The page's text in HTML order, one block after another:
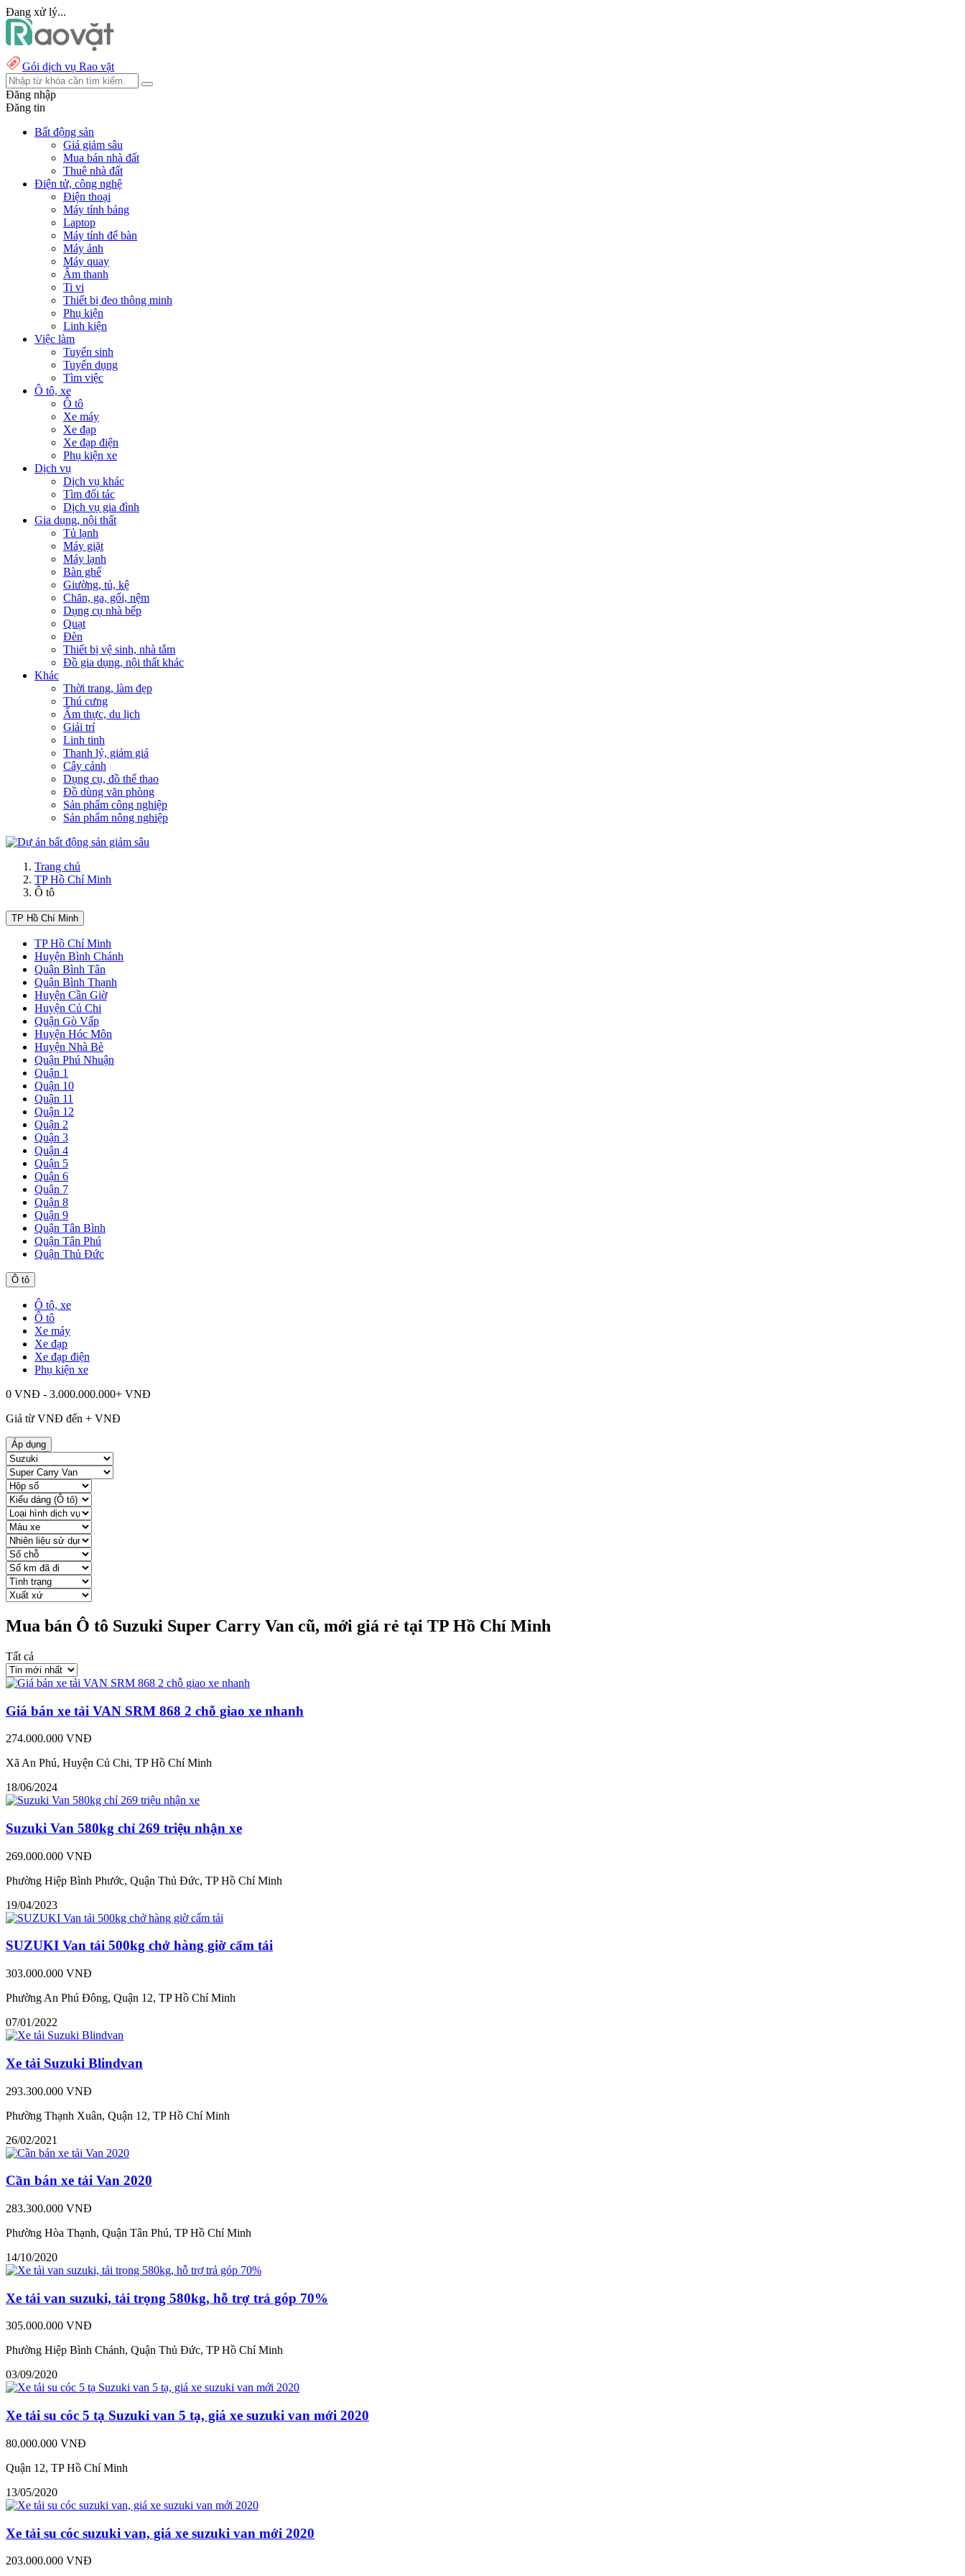
Đang xử lý...
Gói dịch vụ Rao vặt
Đăng nhập
Đăng tin
Bất động sản
Giá giảm sâu
Mua bán nhà đất
Thuê nhà đất
Điện tử, công nghệ
Điện thoại
Máy tính bảng
Laptop
Máy tính để bàn
Máy ảnh
Máy quay
Âm thanh
Ti vi
Thiết bị đeo thông minh
Phụ kiện
Linh kiện
Việc làm
Tuyển sinh
Tuyển dụng
Tìm việc
Ô tô, xe
Ô tô
Xe máy
Xe đạp
Xe đạp điện
Phụ kiện xe
Dịch vụ
Dịch vụ khác
Tìm đối tác
Dịch vụ gia đình
Gia dụng, nội thất
Tủ lạnh
Máy giặt
Máy lạnh
Bàn ghế
Giường, tủ, kệ
Chăn, ga, gối, nệm
Dụng cụ nhà bếp
Quạt
Đèn
Thiết bị vệ sinh, nhà tắm
Đồ gia dụng, nội thất khác
Khác
Thời trang, làm đẹp
Thú cưng
Ẩm thực, du lịch
Giải trí
Linh tinh
Thanh lý, giảm giá
Cây cảnh
Dụng cụ, đồ thể thao
Đồ dùng văn phòng
Sản phẩm công nghiệp
Sản phẩm nông nghiệp
Trang chủ
TP Hồ Chí Minh
Ô tô
TP Hồ Chí Minh
TP Hồ Chí Minh
Huyện Bình Chánh
Quận Bình Tân
Quận Bình Thạnh
Huyện Cần Giờ
Huyện Củ Chi
Quận Gò Vấp
Huyện Hóc Môn
Huyện Nhà Bè
Quận Phú Nhuận
Quận 1
Quận 10
Quận 11
Quận 12
Quận 2
Quận 3
Quận 4
Quận 5
Quận 6
Quận 7
Quận 8
Quận 9
Quận Tân Bình
Quận Tân Phú
Quận Thủ Đức
Ô tô
Ô tô, xe
Ô tô
Xe máy
Xe đạp
Xe đạp điện
Phụ kiện xe
0 VNĐ - 3.000.000.000+ VNĐ
Giá từ VNĐ đến + VNĐ
Áp dụng
Mua bán Ô tô Suzuki Super Carry Van cũ, mới giá rẻ tại TP Hồ Chí Minh
Tất cả
Giá bán xe tải VAN SRM 868 2 chỗ giao xe nhanh
274.000.000 VNĐ
Xã An Phú, Huyện Củ Chi, TP Hồ Chí Minh
18/06/2024
Suzuki Van 580kg chỉ 269 triệu nhận xe
269.000.000 VNĐ
Phường Hiệp Bình Phước, Quận Thủ Đức, TP Hồ Chí Minh
19/04/2023
SUZUKI Van tải 500kg chở hàng giờ cấm tải
303.000.000 VNĐ
Phường An Phú Đông, Quận 12, TP Hồ Chí Minh
07/01/2022
Xe tải Suzuki Blindvan
293.300.000 VNĐ
Phường Thạnh Xuân, Quận 12, TP Hồ Chí Minh
26/02/2021
Cần bán xe tải Van 2020
283.300.000 VNĐ
Phường Hòa Thạnh, Quận Tân Phú, TP Hồ Chí Minh
14/10/2020
Xe tải van suzuki, tải trọng 580kg, hỗ trợ trả góp 70%
305.000.000 VNĐ
Phường Hiệp Bình Chánh, Quận Thủ Đức, TP Hồ Chí Minh
03/09/2020
Xe tải su cóc 5 tạ Suzuki van 5 tạ, giá xe suzuki van mới 2020
80.000.000 VNĐ
Quận 12, TP Hồ Chí Minh
13/05/2020
Xe tải su cóc suzuki van, giá xe suzuki van mới 2020
203.000.000 VNĐ